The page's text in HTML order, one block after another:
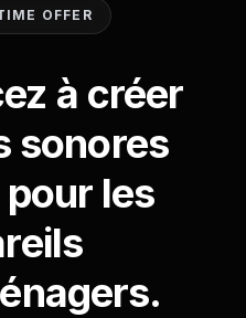
OFFER
à créer
sonores
les